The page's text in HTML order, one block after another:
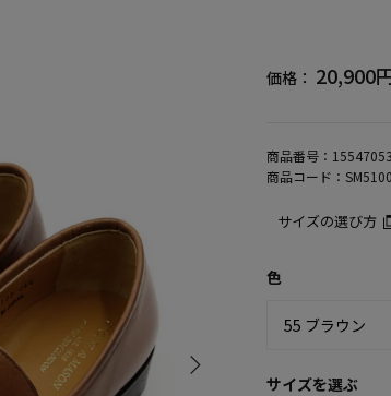
価格： 20,900
商品番号：
商品コード： SM5100
サイズの選び方
色
サイズを選ぶ